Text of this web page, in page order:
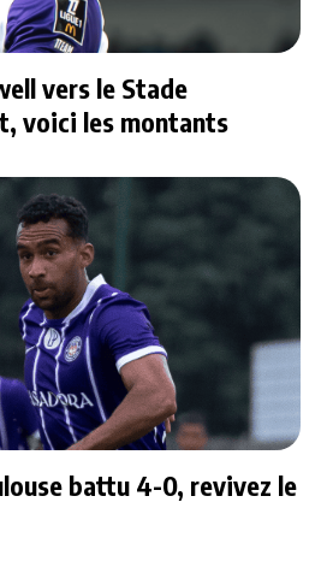
vers le Stade
voici les montants
battu 4-0, revivez le